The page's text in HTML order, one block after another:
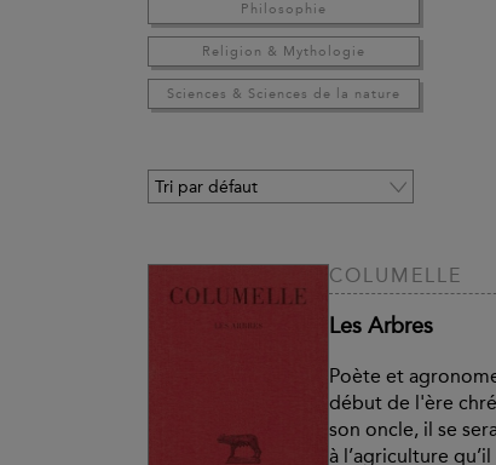
Philosophie
Religion & Mythologie
Sciences & Sciences de la nature
COLUMELLE
Les Arbres
Poète et
début de l'ère
son oncle, il se
à l’agriculture